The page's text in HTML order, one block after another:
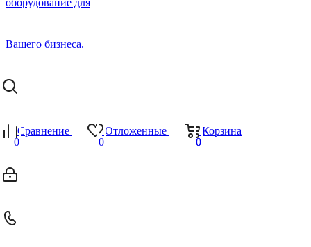
Сравнение
0
Отложенные
0
Корзина
0
0